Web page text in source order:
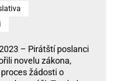
– Pirátští poslanci
novelu zákona,
žádosti o